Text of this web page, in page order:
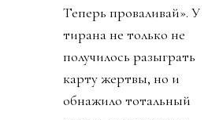
Теперь проваливай». У
тирана не только не
получилось разыграть
карту жертвы, но и
обнажило тотальный